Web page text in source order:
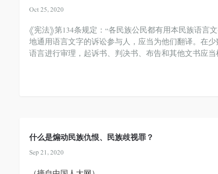
Oct 25, 2020
《宪法》第134条规定：“各民族公民都有用本民族语
地通用语言文字的诉讼参与人，应当为他们翻译。在
语言进行审理，起诉书、判决书、布告和其他文书应
什么是煽动民族仇恨、民族歧视罪？
Sep 21, 2020